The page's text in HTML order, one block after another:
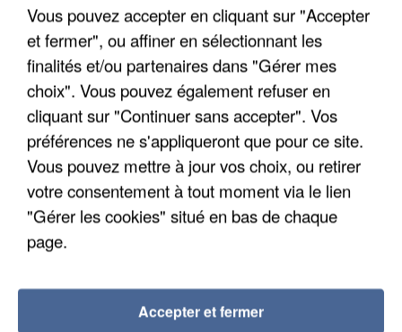
commun" avec les partis à la rentrée.
Vous pouvez accepter en cliquant sur "Accepter
et fermer", ou affiner en sélectionnant les
finalités et/ou partenaires dans "Gérer mes
choix". Vous pouvez également refuser en
cliquant sur "Continuer sans accepter". Vos
préférences ne s'appliqueront que pour ce site.
Vous pouvez mettre à jour vos choix, ou retirer
votre consentement à tout moment via le lien
"Gérer les cookies" situé en bas de chaque
page.
Accepter et fermer